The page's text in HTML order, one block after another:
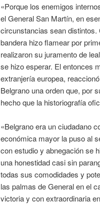
«Porque los enemigos
el General San Martín, en
circunstancias sean distintos.
bandera hizo flamear por
realizaron su juramento de
se hizo esperar. El entonces
extranjería europea,
Belgrano una orden que, por
hecho que la historiografía
«Belgrano era un ciudadano
económica mayor la puso al
con estudio y abnegación se
una honestidad casi sin
todas sus comodidades y
las palmas de General en el
victoria y con extraordinaria